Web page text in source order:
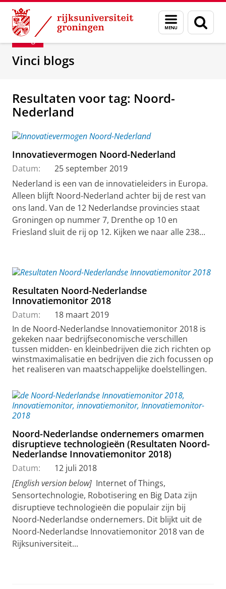
Skip
Content
Skip
Navigation
Menu
en
zoeken
Department of Innovation Management &
Blog
Vinci blogs
Resultaten voor tag: Noord-
Nederland
Innovatievermogen Noord-Nederland
Datum:
25 september 2019
Nederland is een van de innovatieleiders in Europa.
Alleen blijft Noord-Nederland achter bij de rest van
ons land. Van de 12 Nederlandse provincies staat
Groningen op nummer 7, Drenthe op 10 en
Friesland sluit de rij op 12. Kijken we naar alle 238...
Resultaten Noord-Nederlandse
Innovatiemonitor 2018
Datum:
18 maart 2019
In de Noord-Nederlandse Innovatiemonitor 2018 is
gekeken naar bedrijfseconomische verschillen
tussen midden- en kleinbedrijven die zich richten op
winstmaximalisatie en bedrijven die zich focussen op
het realiseren van maatschappelijke doelstellingen.
Noord-Nederlandse ondernemers omarmen
disruptieve technologieën (Resultaten Noord-
Nederlandse Innovatiemonitor 2018)
Datum:
12 juli 2018
[English version below] Internet of Things,
Sensortechnologie, Robotisering en Big Data zijn
disruptieve technologieën die populair zijn bij
Noord-Nederlandse ondernemers. Dit blijkt uit de
Noord-Nederlandse Innovatiemonitor 2018 van de
Rijksuniversiteit...